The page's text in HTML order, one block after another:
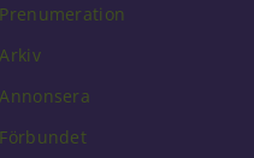
Prenumeration
Arkiv
Annonsera
Förbundet